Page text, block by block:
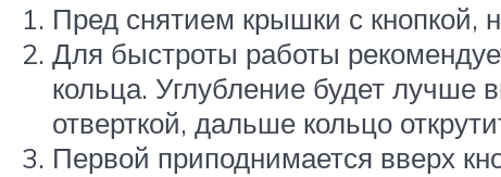
Пред снятием крышки с кнопкой,
Для быстроты работы
кольца. Углубление будет лучше
отверткой, дальше кольцо
Первой приподнимается вверх